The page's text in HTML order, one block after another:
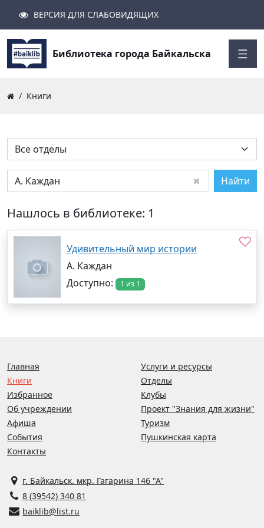
Найти
Нашлось в библиотеке: 1
Удивительный мир истории
А. Каждан
Доступно:
1 из 1
Поиск
Найти
ВЕРСИЯ ДЛЯ СЛАБОВИДЯЩИХ
Библиотека города Байкальска
Книги
г. Байкальск. мкр. Гагарина 146 "А"
8 (39542) 340 81
baiklib@list.ru
Главная
Книги
Избранное
Об учреждении
Афиша
События
Контакты
Услуги и ресурсы
Отделы
Клубы
Проект "Знания для жизни"
Туризм
Пушкинская карта